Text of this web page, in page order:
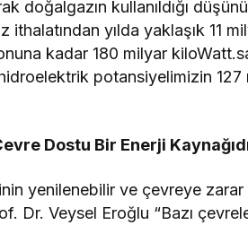
doğalgazın kullanıldığı
yılda yaklaşık 11
kadar 180 milyar
potansiyelimizin
Dostu Bir Enerji
yenilenebilir ve çevreye
Dr. Veysel Eroğlu “Bazı